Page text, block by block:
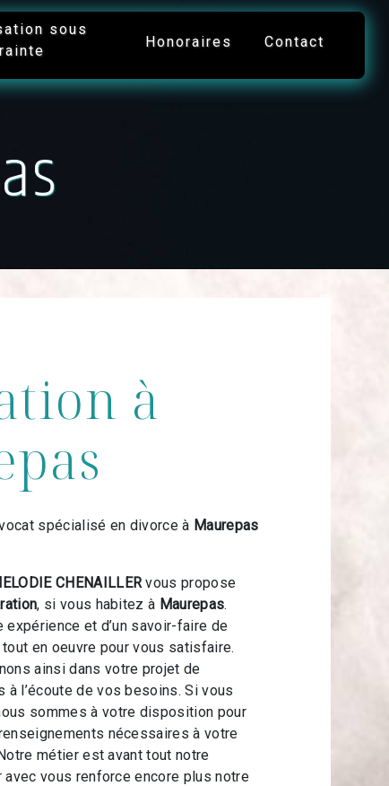
sous
Honoraires Contact
à
spécialisé en divorce à Maurepas
CHENAILLERvous propose
, si vous habitez à Maurepas.
expérience et d’un savoir-faire de
en oeuvre pour vous satisfaire.
ainsi dans votre projet de
à l’écoute de vos besoins. Si vous
sommes à votre disposition pour
nécessaires à votre
métier est avant tout notre
vous renforce encore plus notre